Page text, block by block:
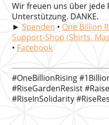
Wir freuen uns über jede
Unterstützung. DANKE.
► Spenden • One Billion
Support-Shop (Shirts,
• Facebook
#OneBillionRising
#RiseGardenResist
#RiseInSolidarity